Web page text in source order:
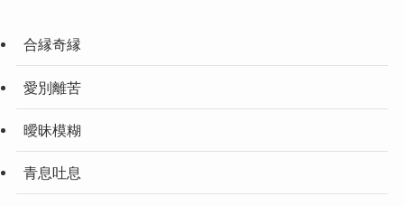
合縁奇縁
愛別離苦
曖昧模糊
青息吐息